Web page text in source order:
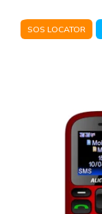
SOS LOCATOR